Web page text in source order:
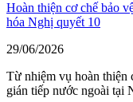
Hoàn thiện cơ chế bảo
hóa Nghị quyết 10
29/06/2026
Từ nhiệm vụ hoàn thiện
gián tiếp nước ngoài tại